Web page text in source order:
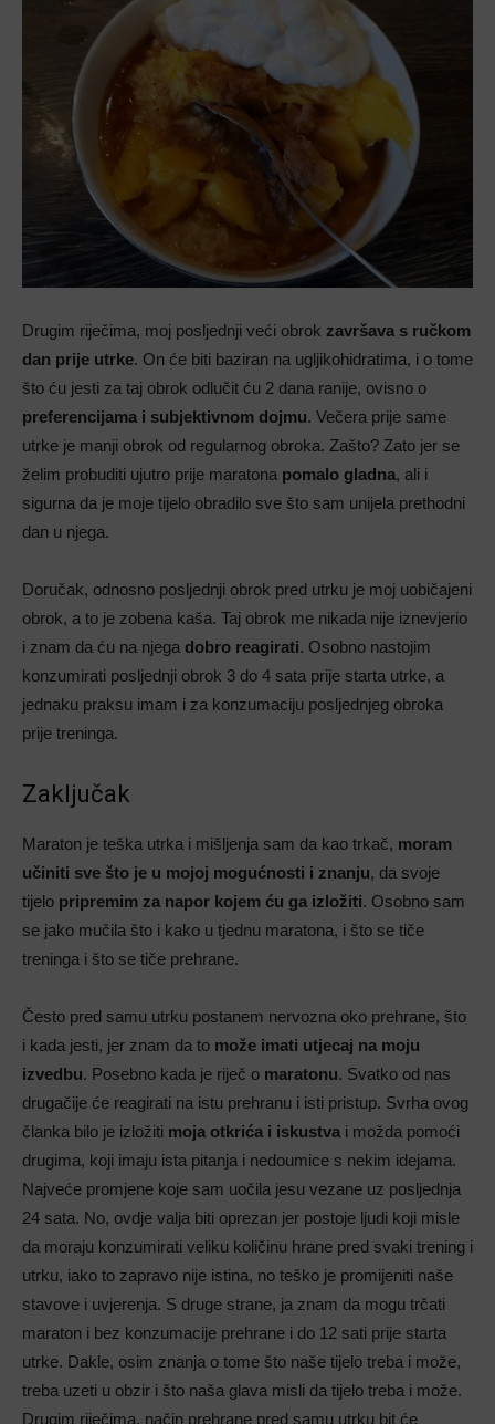
Drugim riječima, moj posljednji veći obrok završava s ručkom
dan prije utrke. On će biti baziran na ugljikohidratima, i o tome
što ću jesti za taj obrok odlučit ću 2 dana ranije, ovisno o
preferencijama i subjektivnom dojmu. Večera prije same
utrke je manji obrok od regularnog obroka. Zašto? Zato jer se
želim probuditi ujutro prije maratona pomalo gladna, ali i
sigurna da je moje tijelo obradilo sve što sam unijela prethodni
dan u njega.
Doručak, odnosno posljednji obrok pred utrku je moj uobičajeni
obrok, a to je zobena kaša. Taj obrok me nikada nije iznevjerio
i znam da ću na njega dobro reagirati. Osobno nastojim
konzumirati posljednji obrok 3 do 4 sata prije starta utrke, a
jednaku praksu imam i za konzumaciju posljednjeg obroka
prije treninga.
Zaključak
Maraton je teška utrka i mišljenja sam da kao trkač, moram
učiniti sve što je u mojoj mogućnosti i znanju, da svoje
tijelo pripremim za napor kojem ću ga izložiti. Osobno sam
se jako mučila što i kako u tjednu maratona, i što se tiče
treninga i što se tiče prehrane.
Često pred samu utrku postanem nervozna oko prehrane, što
i kada jesti, jer znam da to može imati utjecaj na moju
izvedbu. Posebno kada je riječ o maratonu. Svatko od nas
drugačije će reagirati na istu prehranu i isti pristup. Svrha ovog
članka bilo je izložiti moja otkrića i iskustva i možda pomoći
drugima, koji imaju ista pitanja i nedoumice s nekim idejama.
Najveće promjene koje sam uočila jesu vezane uz posljednja
24 sata. No, ovdje valja biti oprezan jer postoje ljudi koji misle
da moraju konzumirati veliku količinu hrane pred svaki trening i
utrku, iako to zapravo nije istina, no teško je promijeniti naše
stavove i uvjerenja. S druge strane, ja znam da mogu trčati
maraton i bez konzumacije prehrane i do 12 sati prije starta
utrke. Dakle, osim znanja o tome što naše tijelo treba i može,
treba uzeti u obzir i što naša glava misli da tijelo treba i može.
Drugim riječima, način prehrane pred samu utrku bit će